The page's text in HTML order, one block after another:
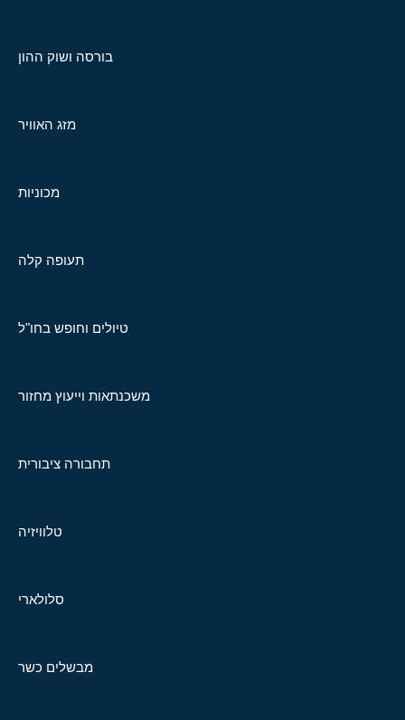
בורסה ושוק ההון
מזג האוויר
מכוניות
תעופה קלה
טיולים וחופש בחו"ל
משכנתאות וייעוץ מחזור
תחבורה ציבורית
טלוויזיה
סלולארי
מבשלים כשר